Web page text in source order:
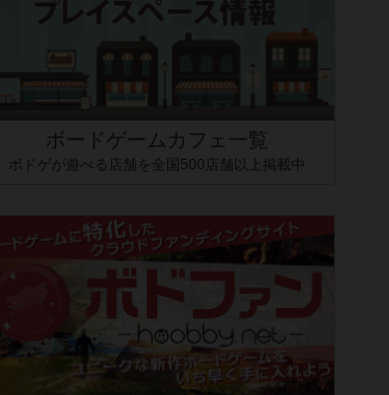
ボードゲームカフェ一覧
ボドゲが遊べる店舗を全国500店舗以上掲載中